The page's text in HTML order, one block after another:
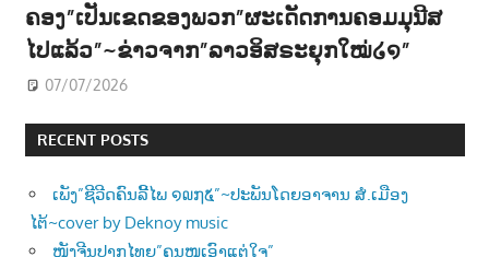
ຄອງ”ເປັນເຂດຂອງພວກ”ຜະເດັດການຄອມມຸນີສ
ໄປແລ້ວ”~ຂ່າວຈາກ”ລາວອິສຣະຍຸກໃໝ່໒໑”
07/07/2026
RECENT POSTS
ເພັງ”ຊີວີດຄົນລີ້ໄພ ໑໙໗໕”~ປະພັນໂດຍອາຈານ ສໍ.ເມືອງ
ໄຕ້~cover by Deknoy music
ໜັງຈີນປາກໄທຍ”ຄຸນໜູເອົາແຕ່ໃຈ”